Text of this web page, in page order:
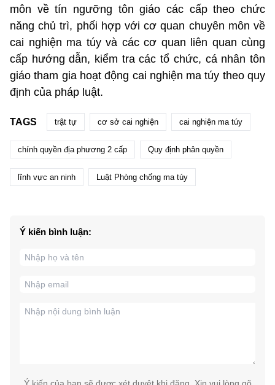
môn về tín ngưỡng tôn giáo các cấp theo chức
năng chủ trì, phối hợp với cơ quan chuyên môn về
cai nghiện ma túy và các cơ quan liên quan cùng
cấp hướng dẫn, kiểm tra các tổ chức, cá nhân tôn
giáo tham gia hoạt động cai nghiện ma túy theo quy
định của pháp luật.
TAGS trật tự cơ sở cai nghiện cai nghiện ma túy
chính quyền địa phương 2 cấp Quy định phân quyền
lĩnh vực an ninh Luật Phòng chống ma túy
Ý kiến bình luận: